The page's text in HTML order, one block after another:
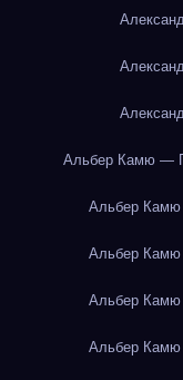
Альбер Камю —
Альбер
Альбер
Альбер
Альбер